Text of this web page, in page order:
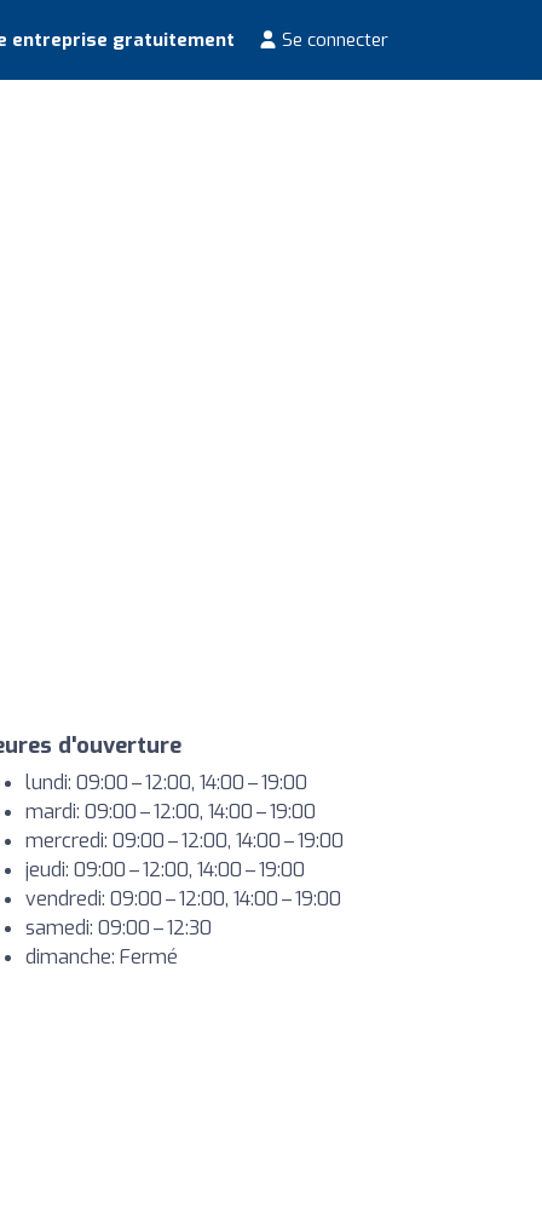
entreprise gratuitement Se connecter
d'ouverture
lundi: 09:00 – 12:00, 14:00 – 19:00
mardi: 09:00 – 12:00, 14:00 – 19:00
mercredi: 09:00 – 12:00, 14:00 – 19:00
jeudi: 09:00 – 12:00, 14:00 – 19:00
vendredi: 09:00 – 12:00, 14:00 – 19:00
samedi: 09:00 – 12:30
dimanche: Fermé